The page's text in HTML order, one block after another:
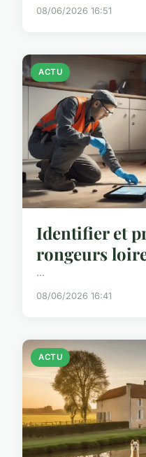
08/06/2026 16:51
ACTU
Identifier et
rongeurs
...
08/06/2026 16:41
ACTU